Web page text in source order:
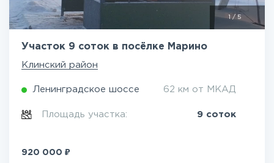
1 /5
Участок 9 соток в посёлке Марино
Клинский район
Ленинградское шоссе 62 км от МКАД
Площадь участка: 9 соток
920 000 ₽